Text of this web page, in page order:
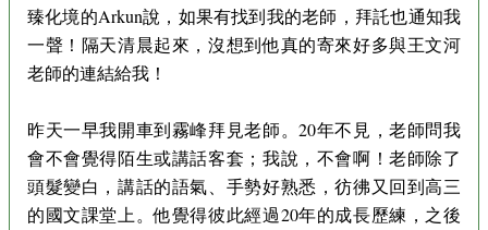
臻化境的Arkun說，如果有找到我的老師，拜託也通知我
一聲！隔天清晨起來，沒想到他真的寄來好多與王文河
老師的連結給我！
昨天一早我開車到霧峰拜見老師。20年不見，老師問我
會不會覺得陌生或講話客套；我說，不會啊！老師除了
頭髮變白，講話的語氣、手勢好熟悉，彷彿又回到高三
的國文課堂上。他覺得彼此經過20年的成長歷練，之後